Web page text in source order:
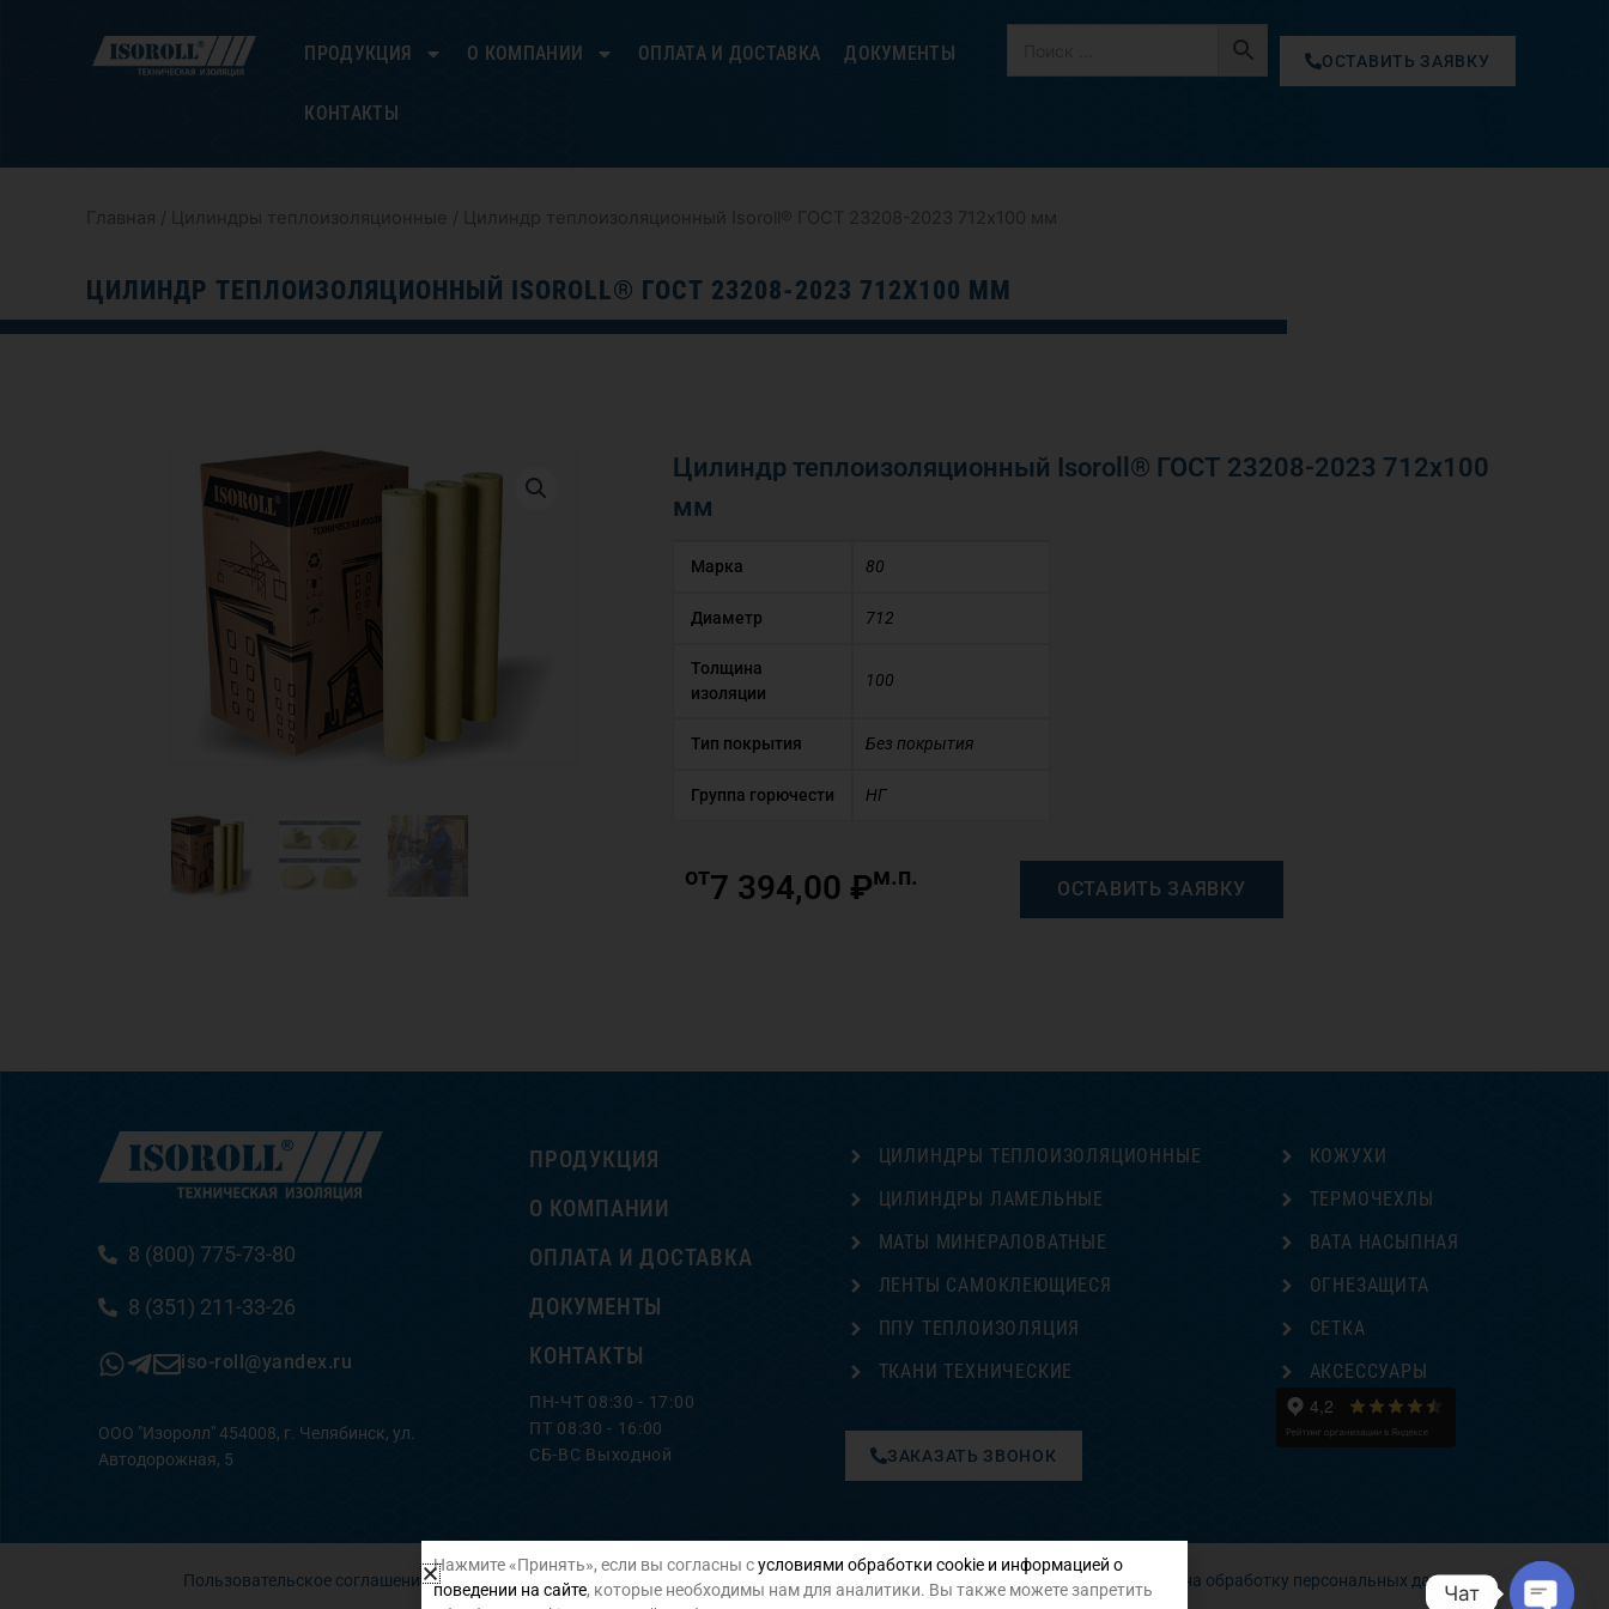
ПРОДУКЦИЯ О КОМПАНИИ ОПЛАТА И ДОСТАВКА ДОКУМЕНТЫ
КОНТАКТЫ
ОСТАВИТЬ ЗАЯВКУ
Главная / Цилиндры теплоизоляционные / Цилиндр теплоизоляционный Isoroll® ГОСТ 23208-2023 712х100 мм
ЦИЛИНДР ТЕПЛОИЗОЛЯЦИОННЫЙ ISOROLL® ГОСТ 23208-2023 712Х100 ММ
Цилиндр теплоизоляционный Isoroll® ГОСТ 23208-2023 712х100
мм
Марка 80
Диаметр 712
Толщина
изоляции
100
Тип покрытия Без покрытия
Группа горючести НГ
от7 394,00 ₽м.п. ОСТАВИТЬ ЗАЯВКУ
8 (800) 775-73-80
8 (351) 211-33-26
iso-roll@yandex.ru
ООО "Изоролл" 454008, г. Челябинск, ул.
Автодорожная, 5
ПРОДУКЦИЯ
О КОМПАНИИ
ОПЛАТА И ДОСТАВКА
ДОКУМЕНТЫ
КОНТАКТЫ
ПН-ЧТ 08:30 - 17:00
ПТ 08:30 - 16:00
СБ-ВС Выходной
ЦИЛИНДРЫ ТЕПЛОИЗОЛЯЦИОННЫЕ
ЦИЛИНДРЫ ЛАМЕЛЬНЫЕ
МАТЫ МИНЕРАЛОВАТНЫЕ
ЛЕНТЫ САМОКЛЕЮЩИЕСЯ
ППУ ТЕПЛОИЗОЛЯЦИЯ
ТКАНИ ТЕХНИЧЕСКИЕ
ЗАКАЗАТЬ ЗВОНОК
КОЖУХИ
ТЕРМОЧЕХЛЫ
ВАТА НАСЫПНАЯ
ОГНЕЗАЩИТА
СЕТКА
АКСЕССУАРЫ
Пользовательское соглашение Политика конфиденциальности Согласие на обработку персональных данных
Нажмите «Принять», если вы согласны сусловиями обработки cookie и информацией о
поведении на сайте, которые необходимы нам для аналитики. Вы также можете запретить
Чат